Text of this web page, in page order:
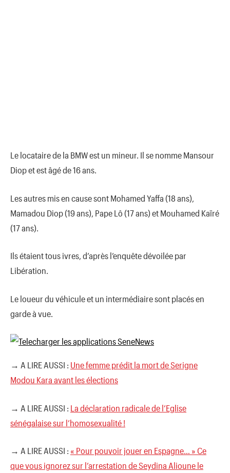
Le locataire de la BMW est un mineur. Il se nomme Mansour
Diop et est âgé de 16 ans.
Les autres mis en cause sont Mohamed Yaffa (18 ans),
Mamadou Diop (19 ans), Pape Lô (17 ans) et Mouhamed Kaïré
(17 ans).
Ils étaient tous ivres, d’après l’enquête dévoilée par
Libération.
Le loueur du véhicule et un intermédiaire sont placés en
garde à vue.
→ A LIRE AUSSI : Une femme prédit la mort de Serigne
Modou Kara avant les élections
→ A LIRE AUSSI : La déclaration radicale de l’Eglise
sénégalaise sur l’homosexualité !
→ A LIRE AUSSI : « Pour pouvoir jouer en Espagne… » Ce
que vous ignorez sur l’arrestation de Seydina Alioune le